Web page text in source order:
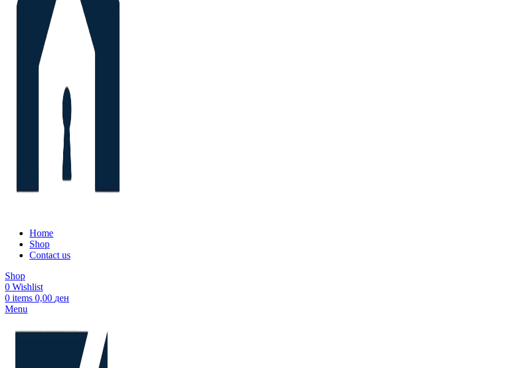
Home
Shop
Contact us
Shop
0 Wishlist
0 items 0,00 ден
Menu